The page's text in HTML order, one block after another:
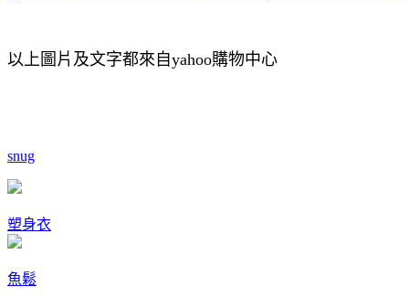
以上圖片及文字都來自yahoo購物中心
snug
塑身衣
魚鬆